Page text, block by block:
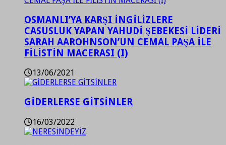
OSMANLI’YA KARŞI İNGİLİZLERE
CASUSLUK YAPAN YAHUDİ ŞEBEKESİ LİDERİ
SARAH AAROHNSON’UN CEMAL PAŞA İLE
FİLİSTİN MACERASI (I)
13/06/2021
GİDERLERSE GİTSİNLER
16/03/2022